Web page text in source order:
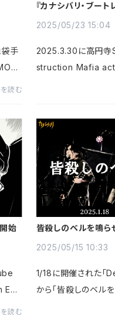
手
b...
読む
『カナシバリ・ブー
2025/05/23 15:04
2025.3.30に高円寺
struction Mafia
た『カナシバリ・ブ
ootleg act.7,
始
EP
読む
皆殺しのベルを鳴
2025/05/15 10:33
1/18に開催された
から「皆殺しのベル